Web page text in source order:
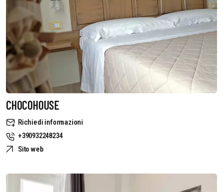
CHOCOHOUSE
Richiedi informazioni
+390932248234
Sito web